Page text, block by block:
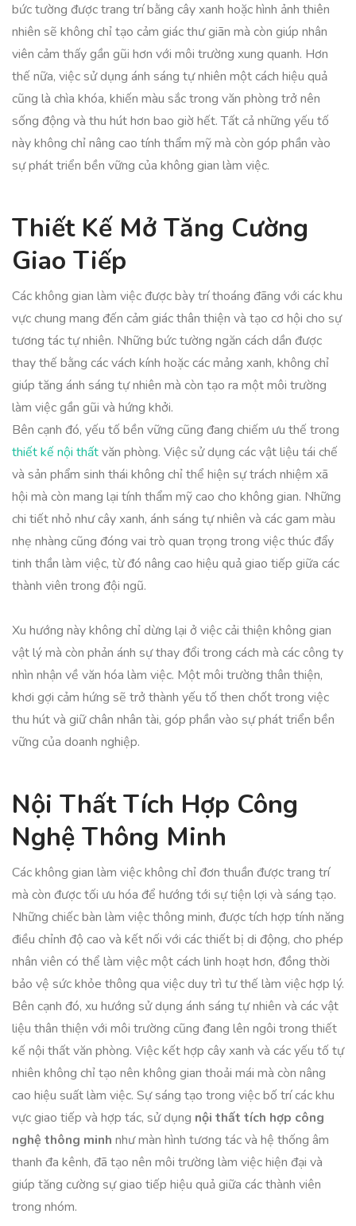
bức tường được trang trí bằng cây xanh hoặc hình ảnh thiên
nhiên sẽ không chỉ tạo cảm giác thư giãn mà còn giúp nhân
viên cảm thấy gần gũi hơn với môi trường xung quanh. Hơn
thế nữa, việc sử dụng ánh sáng tự nhiên một cách hiệu quả
cũng là chìa khóa, khiến màu sắc trong văn phòng trở nên
sống động và thu hút hơn bao giờ hết. Tất cả những yếu tố
này không chỉ nâng cao tính thẩm mỹ mà còn góp phần vào
sự phát triển bền vững của không gian làm việc.
Thiết Kế Mở Tăng Cường
Giao Tiếp
Các không gian làm việc được bày trí thoáng đãng với các khu
vực chung mang đến cảm giác thân thiện và tạo cơ hội cho sự
tương tác tự nhiên. Những bức tường ngăn cách dần được
thay thế bằng các vách kính hoặc các mảng xanh, không chỉ
giúp tăng ánh sáng tự nhiên mà còn tạo ra một môi trường
làm việc gần gũi và hứng khởi.
Bên cạnh đó, yếu tố bền vững cũng đang chiếm ưu thế trong
thiết kế nội thấtvăn phòng. Việc sử dụng các vật liệu tái chế
và sản phẩm sinh thái không chỉ thể hiện sự trách nhiệm xã
hội mà còn mang lại tính thẩm mỹ cao cho không gian. Những
chi tiết nhỏ như cây xanh, ánh sáng tự nhiên và các gam màu
nhẹ nhàng cũng đóng vai trò quan trọng trong việc thúc đẩy
tinh thần làm việc, từ đó nâng cao hiệu quả giao tiếp giữa các
thành viên trong đội ngũ.
Xu hướng này không chỉ dừng lại ở việc cải thiện không gian
vật lý mà còn phản ánh sự thay đổi trong cách mà các công ty
nhìn nhận về văn hóa làm việc. Một môi trường thân thiện,
khơi gợi cảm hứng sẽ trở thành yếu tố then chốt trong việc
thu hút và giữ chân nhân tài, góp phần vào sự phát triển bền
vững của doanh nghiệp.
Nội Thất Tích Hợp Công
Nghệ Thông Minh
Các không gian làm việc không chỉ đơn thuần được trang trí
mà còn được tối ưu hóa để hướng tới sự tiện lợi và sáng tạo.
Những chiếc bàn làm việc thông minh, được tích hợp tính năng
điều chỉnh độ cao và kết nối với các thiết bị di động, cho phép
nhân viên có thể làm việc một cách linh hoạt hơn, đồng thời
bảo vệ sức khỏe thông qua việc duy trì tư thế làm việc hợp lý.
Bên cạnh đó, xu hướng sử dụng ánh sáng tự nhiên và các vật
liệu thân thiện với môi trường cũng đang lên ngôi trong thiết
kế nội thất văn phòng. Việc kết hợp cây xanh và các yếu tố tự
nhiên không chỉ tạo nên không gian thoải mái mà còn nâng
cao hiệu suất làm việc. Sự sáng tạo trong việc bố trí các khu
vực giao tiếp và hợp tác, sử dụng nội thất tích hợp công
nghệ thông minh như màn hình tương tác và hệ thống âm
thanh đa kênh, đã tạo nên môi trường làm việc hiện đại và
giúp tăng cường sự giao tiếp hiệu quả giữa các thành viên
trong nhóm.